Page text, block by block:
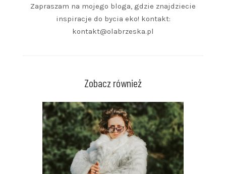
Zapraszam na mojego bloga, gdzie znajdziecie
inspiracje do bycia eko! kontakt:
kontakt@olabrzeska.pl
Zobacz również